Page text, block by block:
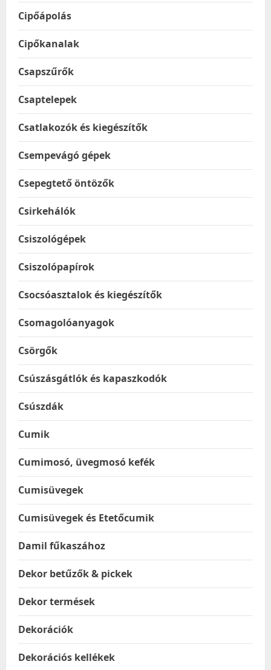
Cipőápolás
Cipőkanalak
Csapszűrők
Csaptelepek
Csatlakozók és kiegészítők
Csempevágó gépek
Csepegtető öntözők
Csirkehálók
Csiszológépek
Csiszolópapírok
Csocsóasztalok és kiegészítők
Csomagolóanyagok
Csörgők
Csúszásgátlók és kapaszkodók
Csúszdák
Cumik
Cumimosó, üvegmosó kefék
Cumisüvegek
Cumisüvegek és Etetőcumik
Damil fűkaszához
Dekor betűzők & pickek
Dekor termések
Dekorációk
Dekorációs kellékek